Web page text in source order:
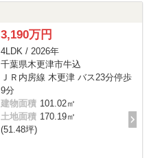
3,190万円
4LDK / 2026年
千葉県木更津市牛込
ＪＲ内房線 木更津 バス23分停歩
9分
建物面積 101.02㎡
土地面積 170.19㎡
(51.48坪)